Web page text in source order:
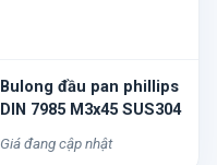
Bulong đầu pan phillips
DIN 7985 M3x45 SUS304
Giá đang cập nhật